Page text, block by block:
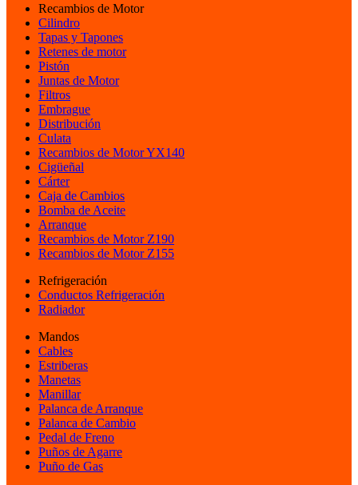
Recambios de Motor
Cilindro
Tapas y Tapones
Retenes de motor
Pistón
Juntas de Motor
Filtros
Embrague
Distribución
Culata
Recambios de Motor YX140
Cigüeñal
Cárter
Caja de Cambios
Bomba de Aceite
Arranque
Recambios de Motor Z190
Recambios de Motor Z155
Refrigeración
Conductos Refrigeración
Radiador
Mandos
Cables
Estriberas
Manetas
Manillar
Palanca de Arranque
Palanca de Cambio
Pedal de Freno
Puños de Agarre
Puño de Gas